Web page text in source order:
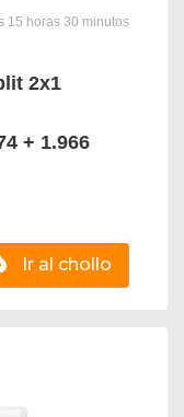
15 horas 30 minutos
2x1
+ 1.966
Ir al chollo